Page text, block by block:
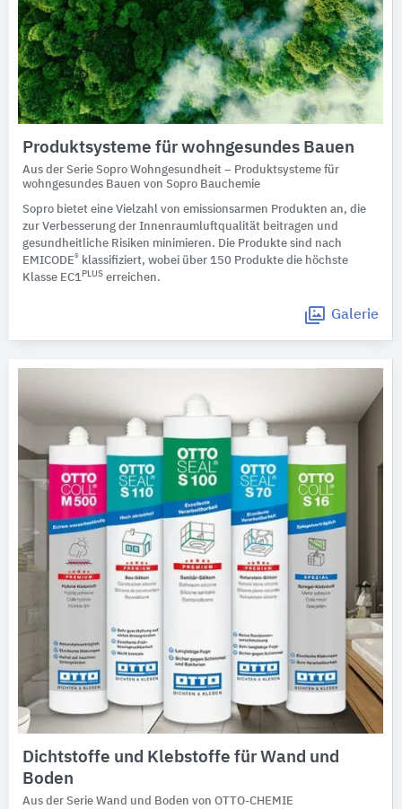
Produktsysteme für wohngesundes Bauen
Aus der Serie Sopro Wohngesundheit – Produktsysteme für
wohngesundes Bauen von Sopro Bauchemie
Sopro bietet eine Vielzahl von emissionsarmen Produkten an, die
zur Verbesserung der Innenraumluftqualität beitragen und
gesundheitliche Risiken minimieren. Die Produkte sind nach
EMICODE® klassifiziert, wobei über 150 Produkte die höchste
Klasse EC1 PLUS erreichen.
Galerie
Dichtstoffe und Klebstoffe für Wand und
Boden
Aus der Serie Wand und Boden von OTTO-CHEMIE